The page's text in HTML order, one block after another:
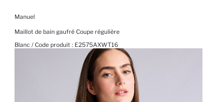
Manuel
Maillot de bain gaufré Coupe régulière
Blanc / Code produit : E2575AXWT16